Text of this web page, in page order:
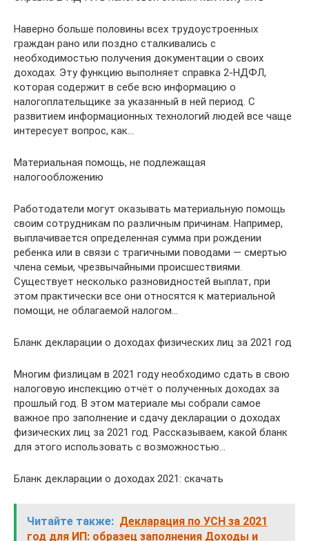
Наверно больше половины всех трудоустроенных
граждан рано или поздно сталкивались с
необходимостью получения документации о своих
доходах. Эту функцию выполняет справка 2-НДФЛ,
которая содержит в себе всю информацию о
налогоплательщике за указанный в ней период. С
развитием информационных технологий людей все чаще
интересует вопрос, как…
Материальная помощь, не подлежащая
налогообложению
Работодатели могут оказывать материальную помощь
своим сотрудникам по различным причинам. Например,
выплачивается определенная сумма при рождении
ребенка или в связи с трагичными поводами — смертью
члена семьи, чрезвычайными происшествиями.
Существует несколько разновидностей выплат, при
этом практически все они относятся к материальной
помощи, не облагаемой налогом…
Бланк декларации о доходах физических лиц за 2021 год
Многим физлицам в 2021 году необходимо сдать в свою
налоговую инспекцию отчёт о полученных доходах за
прошлый год. В этом материале мы собрали самое
важное про заполнение и сдачу декларации о доходах
физических лиц за 2021 год. Рассказываем, какой бланк
для этого использовать с возможностью…
Бланк декларации о доходах 2021: скачать
Читайте также: Декларация по УСН за 2021
год для ИП: образец заполнения Доходы и